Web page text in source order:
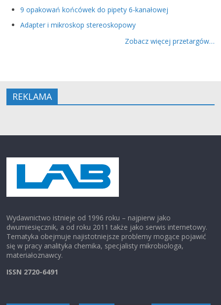
9 opakowań końcówek do pipety 6-kanałowej
Adapter i mikroskop stereoskopowy
Zobacz więcej przetargów…
REKLAMA
Wydawnictwo istnieje od 1996 roku – najpierw jako
dwumiesięcznik, a od roku 2011 także jako serwis internetowy.
Tematyka obejmuje najistotniejsze problemy mogące pojawić
się w pracy analityka chemika, specjalisty mikrobiologa,
materiałoznawcy.
ISSN 2720-6491